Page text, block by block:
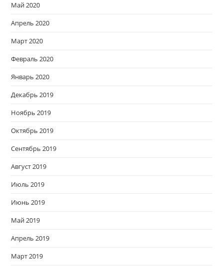
Май 2020
Апрель 2020
Март 2020
Февраль 2020
Январь 2020
Декабрь 2019
Ноябрь 2019
Октябрь 2019
Сентябрь 2019
Август 2019
Июль 2019
Июнь 2019
Май 2019
Апрель 2019
Март 2019